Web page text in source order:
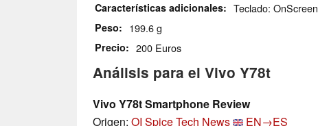
Características adicionales Teclado: OnScreen
Peso 199.6 g
Precio 200 Euros
Análisis para el Vivo Y78t
Vivo Y78t Smartphone Review
Origen: OI Spice Tech News
EN→ES